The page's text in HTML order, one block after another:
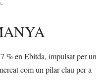
% en Ebitda, impulsat per un
com un pilar clau per a